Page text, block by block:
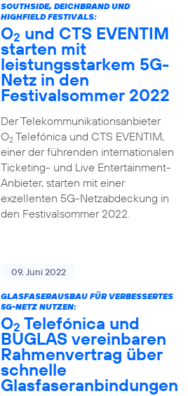
SOUTHSIDE, DEICHBRAND UND
HIGHFIELD FESTIVALS:
O2 und CTS EVENTIM
starten mit
leistungsstarkem 5G-
Netz in den
Festivalsommer 2022
Der Telekommunikationsanbieter
O2Telefónica und CTS EVENTIM,
einer der führenden internationalen
Ticketing- und Live Entertainment-
Anbieter, starten mit einer
exzellenten 5G-Netzabdeckung in
den Festivalsommer 2022.
09. Juni 2022
GLASFASERAUSBAU FÜR VERBESSERTES
5G-NETZ NUTZEN:
O2 Telefónica und
BUGLAS vereinbaren
Rahmenvertrag über
schnelle
Glasfaseranbindungen